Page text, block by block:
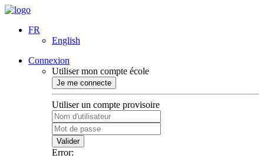
FR
English
Connexion
Utiliser mon compte école
Je me connecte
Utiliser un compte provisoire
Valider
Error: